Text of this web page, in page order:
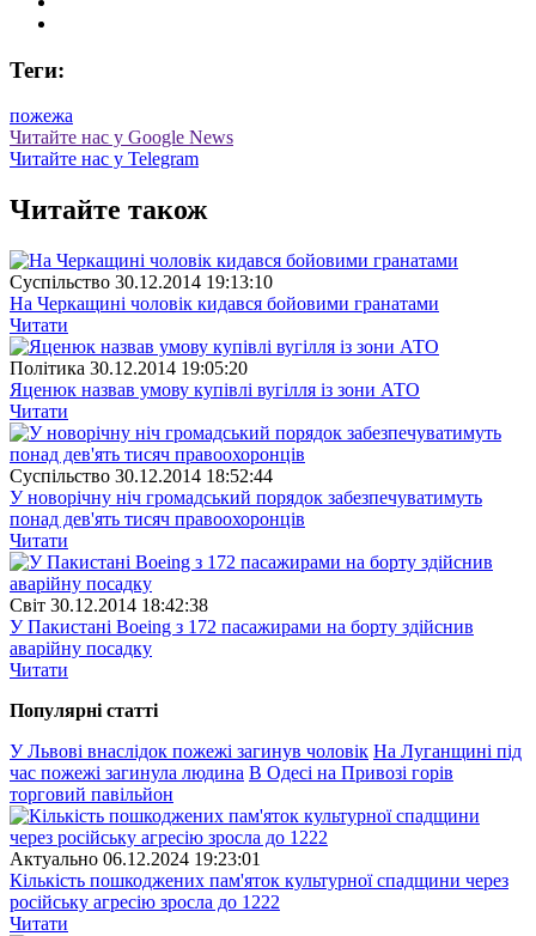
Теги:
пожежа
Читайте нас у Google News
Читайте нас у Telegram
Читайте також
Суспiльство 30.12.2014 19:13:10
На Черкащині чоловік кидався бойовими гранатами
Читати
Полiтика 30.12.2014 19:05:20
Яценюк назвав умову купівлі вугілля із зони АТО
Читати
Суспiльство 30.12.2014 18:52:44
У новорічну ніч громадський порядок забезпечуватимуть
понад дев'ять тисяч правоохоронців
Читати
Свiт 30.12.2014 18:42:38
У Пакистані Boeing з 172 пасажирами на борту здійснив
аварійну посадку
Читати
Популярнi статтi
У Львові внаслідок пожежі загинув чоловік На Луганщині під
час пожежі загинула людина В Одесі на Привозі горів
торговий павільйон
Актуально 06.12.2024 19:23:01
Кількість пошкоджених пам'яток культурної спадщини через
російську агресію зросла до 1222
Читати